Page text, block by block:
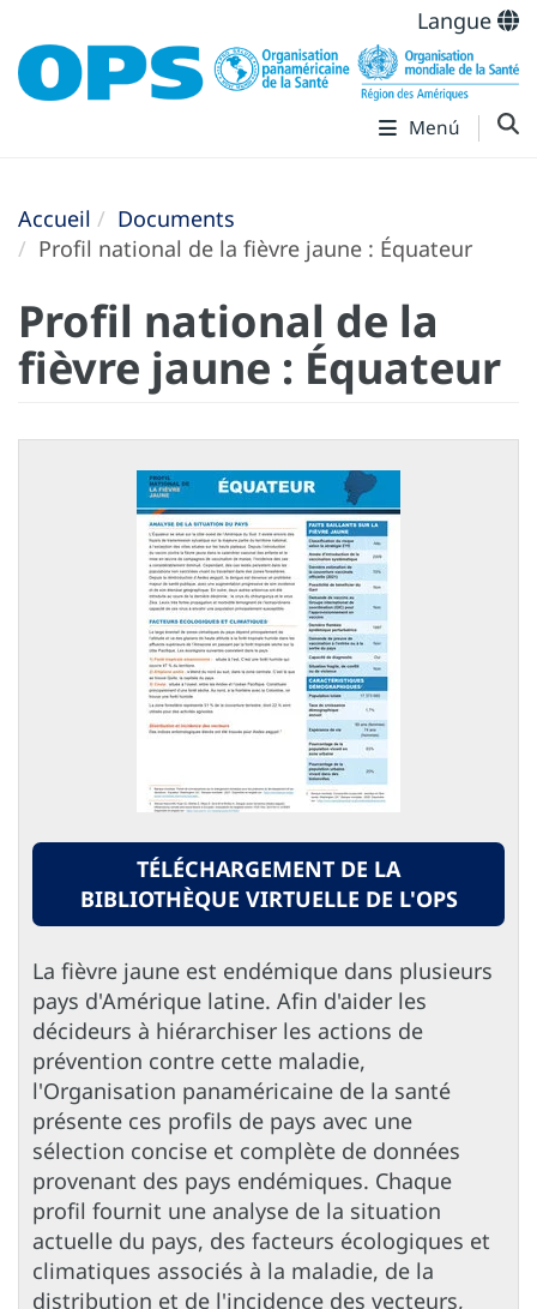
Langue
Menú
Accueil
Documents
Profil national de la fièvre jaune : Équateur
Profil national de la
fièvre jaune : Équateur
TÉLÉCHARGEMENT DE LA
BIBLIOTHÈQUE VIRTUELLE DE L'OPS
La fièvre jaune est endémique dans plusieurs
pays d'Amérique latine. Afin d'aider les
décideurs à hiérarchiser les actions de
prévention contre cette maladie,
l'Organisation panaméricaine de la santé
présente ces profils de pays avec une
sélection concise et complète de données
provenant des pays endémiques. Chaque
profil fournit une analyse de la situation
actuelle du pays, des facteurs écologiques et
climatiques associés à la maladie, de la
distribution et de l'incidence des vecteurs,